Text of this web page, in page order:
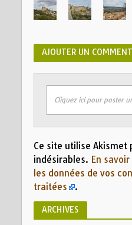
AJOUTER UN
Cliquez ici pour poster
Ce site utilise Akismet
indésirables. En
les données de vos
traitées
.
ARCHIVES